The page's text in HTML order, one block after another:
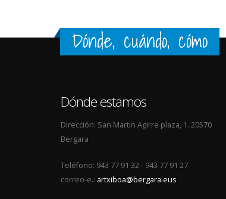
Dónde, cuándo, cómo
Dónde estamos
Dirección: San Martin Agirre plaza, 1. 20570
Bergara
Teléfono: 943 77 91 32 - 943 77 91 27
correo-e.: artxiboa@bergara.eus